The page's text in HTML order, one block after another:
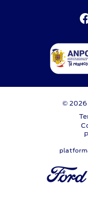
© 2026